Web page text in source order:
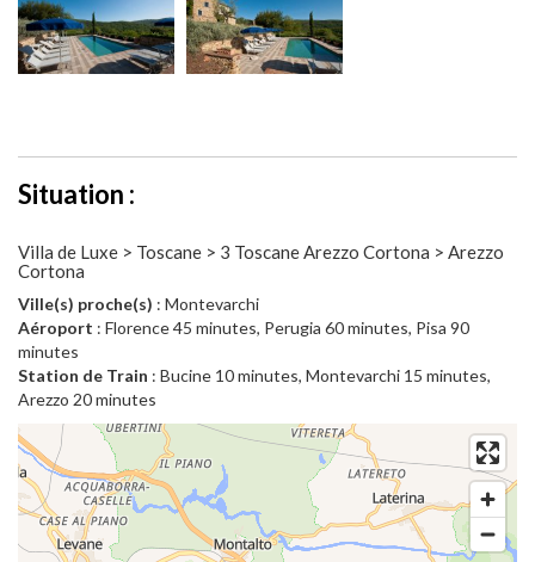
Situation :
Villa de Luxe > Toscane > 3 Toscane Arezzo Cortona > Arezzo
Cortona
Ville(s) proche(s) : Montevarchi
Aéroport : Florence 45 minutes, Perugia 60 minutes, Pisa 90
minutes
Station de Train : Bucine 10 minutes, Montevarchi 15 minutes,
Arezzo 20 minutes